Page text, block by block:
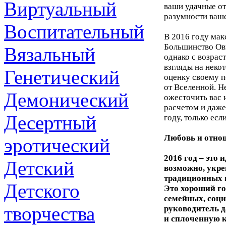
Виртуальный
Воспитательный
Вязальный
Генетический
Демонический
Десертный
эротический
Детский
Детского
творчества
ваши удачные
разумности
В 2016 году
Большинство
однако с
взгляды на
оценку своему
от Вселенной.
ожесточить
расчетом и
году, только
Любовь и
2016 год – это
возможно,
традиционных
Это хороший
семейных,
руководитель
и сплоченную